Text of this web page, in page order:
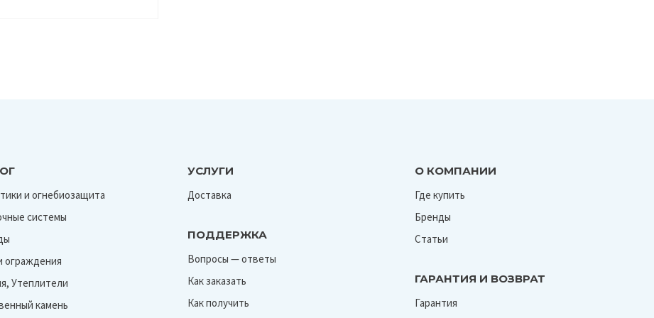
и огнебиозащита
системы
ограждения
Утеплители
камень
УСЛУГИ
Доставка
ПОДДЕРЖКА
Вопросы — ответы
Как заказать
Как получить
О КОМПАНИИ
Где купить
Бренды
Статьи
ГАРАНТИЯ И ВОЗВРАТ
Гарантия